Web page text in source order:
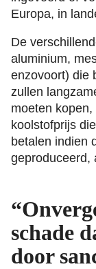
Europa, in
De
aluminium,
enzovoort) die
zullen
moeten
koolstofprijs
betalen indien
geproduceerd,
schade
door